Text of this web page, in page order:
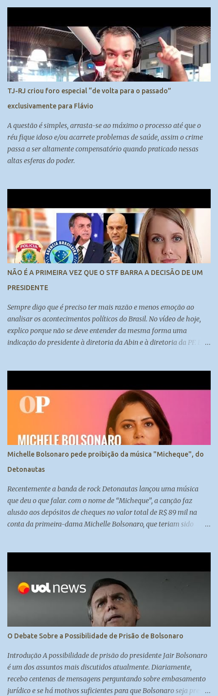
TJ-RJ criou foro especial “de volta para o passado”
exclusivamente para Flávio
A questão é simples, arrasta-se ao máximo o processo até que o
réu fique idoso e/ou acarrete problemas de saúde, assim o crime
passa a ser altamente compensatório quando praticado nessas
altas esferas do poder.
NÃO É A PRIMEIRA VEZ QUE O STF BARRA A DECISÃO DE UM
PRESIDENTE
Sempre digo que é preciso ter mais razão e menos emoção ao
analisar os acontecimentos políticos do Brasil. No vídeo de hoje,
explico porque não se deve entender da mesma forma uma
indicação do presidente à diretoria da Abin e à diretoria da PF. E
Michelle Bolsonaro pede proibição da música "Micheque", do
Detonautas
Recentemente a banda de rock Detonautas lançou uma música
que deu o que falar. com o nome de “Micheque”, a canção faz
alusão aos depósitos de cheques no valor total de R$ 89 mil na
conta da primeira-dama Michelle Bolsonaro, que teriam sido
https://www.youtube.com/channel/UCy0BAkpw22or4oxo0RFCzc
O Debate Sobre a Possibilidade de Prisão de Bolsonaro
Introdução A possibilidade de prisão do presidente Jair Bolsonaro
é um dos assuntos mais discutidos atualmente. Diariamente,
recebo centenas de mensagens perguntando sobre embasamento
jurídico e se há motivos suficientes para que Bolsonaro seja preso.